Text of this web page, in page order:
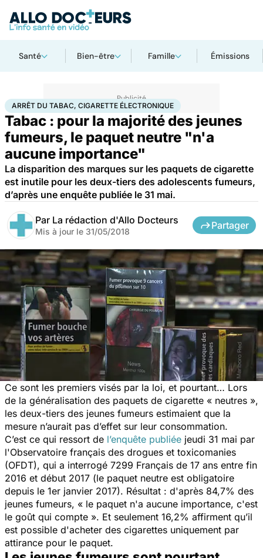
Santé Bien-être Famille Émissions
AccueilSantéArrêt du tabac, cigarette électronique
ARRÊT DU TABAC, CIGARETTE ÉLECTRONIQUE
Tabac : pour la majorité des jeunes
fumeurs, le paquet neutre "n'a
aucune importance"
La disparition des marques sur les paquets de cigarette
est inutile pour les deux-tiers des adolescents fumeurs,
d’après une enquête publiée le 31 mai.
Par La rédaction d'Allo Docteurs
Mis à jour le 31/05/2018
Partager
Ce sont les premiers visés par la loi, et pourtant… Lors
de la généralisation des paquets de cigarette « neutres »,
les deux-tiers des jeunes fumeurs estimaient que la
mesure n’aurait pas d’effet sur leur consommation.
C’est ce qui ressort de l’enquête publiée jeudi 31 mai par
l'Observatoire français des drogues et toxicomanies
(OFDT), qui a interrogé 7299 Français de 17 ans entre fin
2016 et début 2017 (le paquet neutre est obligatoire
depuis le 1er janvier 2017). Résultat : d'après 84,7% des
jeunes fumeurs, « le paquet n'a aucune importance, c'est
le goût qui compte ». Et seulement 16,2% affirment qu’il
est possible d'acheter des cigarettes uniquement par
attirance pour le paquet.